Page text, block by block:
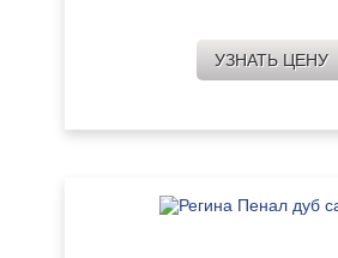
УЗНАТЬ ЦЕНУ